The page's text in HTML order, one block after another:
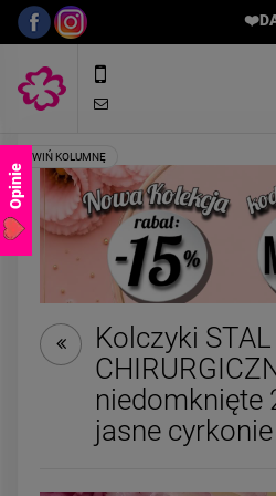
Naszyjnik STAL
CHIRURGICZNA trzy
kolorowe kryształki
księżyc
49,00 zł
Kolczyki STAL
niedomknięte
jasne cyrkonie
Opinie